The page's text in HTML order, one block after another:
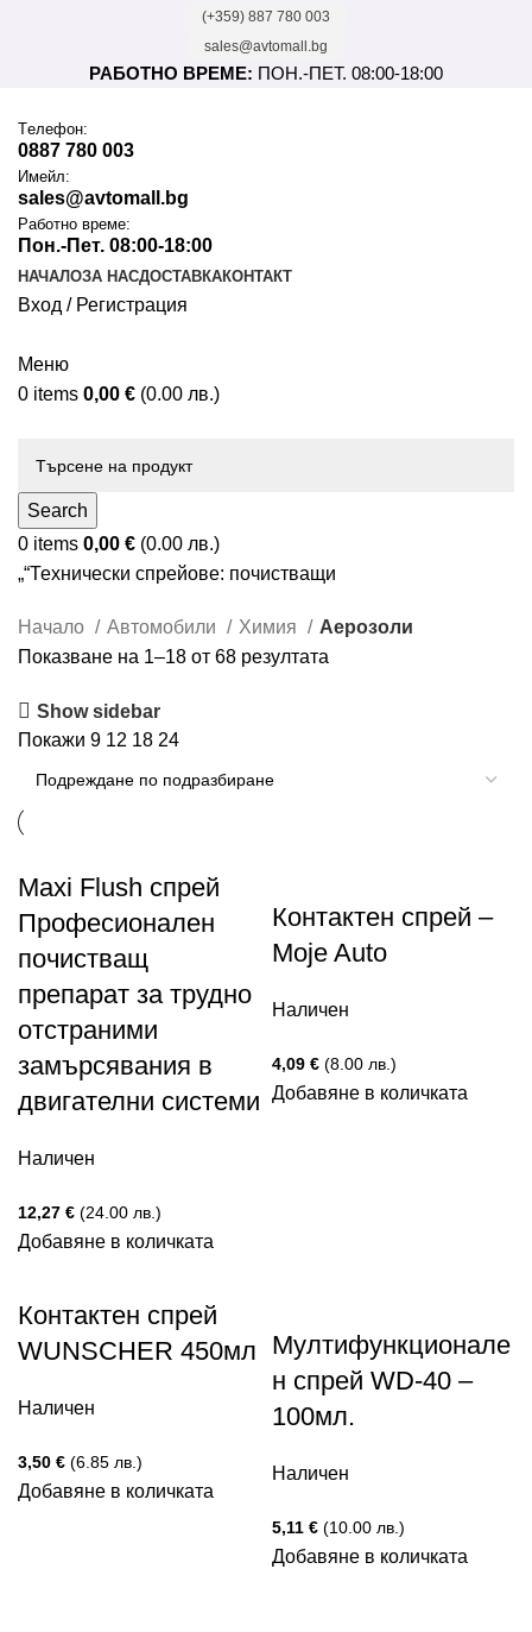
(+359) 887 780 003
sales@avtomall.bg
РАБОТНО ВРЕМЕ: ПОН.-ПЕТ. 08:00-18:00
Tелефон:
0887 780 003
Имейл:
sales@avtomall.bg
Работно време:
Пон.-Пет. 08:00-18:00
НАЧАЛОЗА НАСДОСТАВКАКОНТАКТ
Вход / Регистрация
Меню
0 items 0,00 € (0.00 лв.)
Search
0 items 0,00 € (0.00 лв.)
„“Технически спрейове: почистващи
Начало Автомобили Химия
Аерозоли
Показване на 1–18 от 68 резултата
Show sidebar
Покажи 9 12 18 24
Maxi Flush спрей
Професионален
почистващ
препарат за трудно
отстраними
замърсявания в
двигателни системи
Наличен
12,27 € (24.00 лв.)
Добавяне в количката
Контактен спрей –
Moje Auto
Наличен
4,09 € (8.00 лв.)
Добавяне в количката
Контактен спрей
WUNSCHER 450мл
Наличен
3,50 € (6.85 лв.)
Добавяне в количката
Мултифункционале
н спрей WD-40 –
100мл.
Наличен
5,11 € (10.00 лв.)
Добавяне в количката